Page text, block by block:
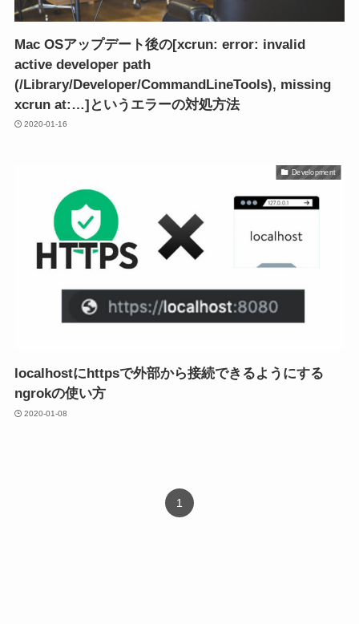
Mac OSアップデート後の[xcrun: error: invalid
active developer path
(/Library/Developer/CommandLineTools), missing
xcrun at:…]というエラーの対処方法
2020-01-16
Development
localhostにhttpsで外部から接続できるようにする
ngrokの使い方
2020-01-08
1